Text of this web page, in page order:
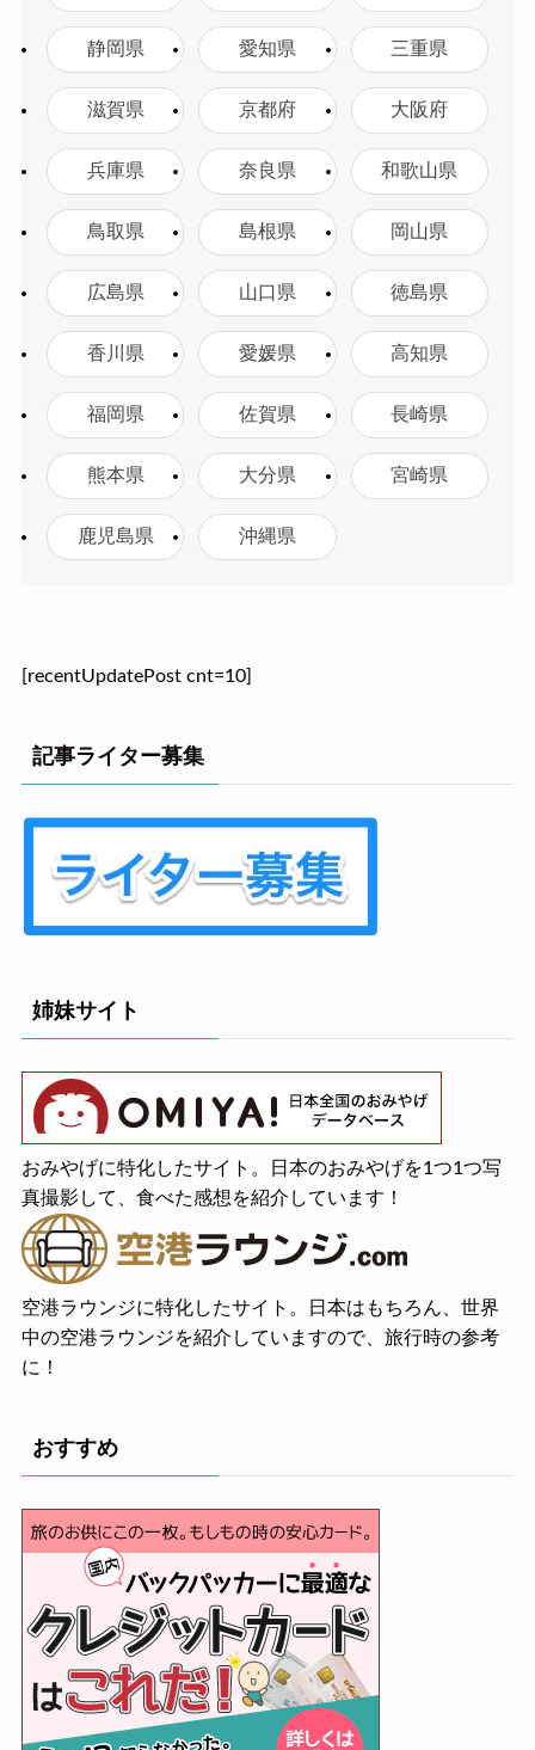
静岡県 愛知県 三重県
滋賀県 京都府 大阪府
兵庫県 奈良県 和歌山県
鳥取県 島根県 岡山県
広島県 山口県 徳島県
香川県 愛媛県 高知県
福岡県 佐賀県 長崎県
熊本県 大分県 宮崎県
鹿児島県 沖縄県
[recentUpdatePost cnt=10]
記事ライター募集
姉妹サイト
おみやげに特化したサイト。日本のおみやげを1つ1つ写
真撮影して、食べた感想を紹介しています！
空港ラウンジに特化したサイト。日本はもちろん、世界
中の空港ラウンジを紹介していますので、旅行時の参考
に！
おすすめ